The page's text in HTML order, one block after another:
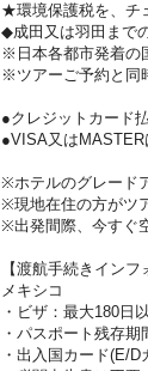
★環境保護税を、チ
◆成田又は羽田まで
※日本各都市発着の
※ツアーご予約と同
●クレジットカード
●VISA又はMASTER
※ホテルのグレード
※現地在住の方がツ
※出発間際、今すぐ
【渡航手続きインフ
メキシコ
・ビザ：最大180日
・パスポート残存
・出入国カード(E/D